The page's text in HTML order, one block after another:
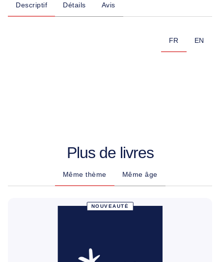
Descriptif Détails Avis
FR EN
Plus de livres
Même thème Même âge
NOUVEAUTÉ